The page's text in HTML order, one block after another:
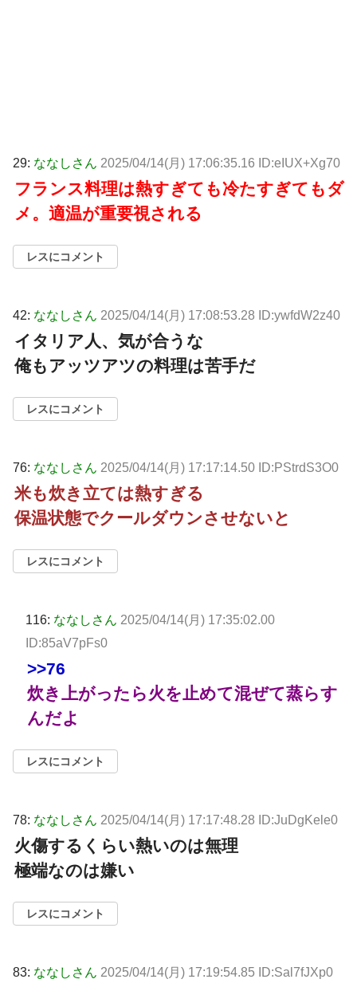
29: ななしさん 2025/04/14(月) 17:06:35.16 ID:eIUX+Xg70
フランス料理は熱すぎても冷たすぎてもダ
メ。適温が重要視される
レスにコメント
42: ななしさん 2025/04/14(月) 17:08:53.28 ID:ywfdW2z40
イタリア人、気が合うな
俺もアッツアツの料理は苦手だ
レスにコメント
76: ななしさん 2025/04/14(月) 17:17:14.50 ID:PStrdS3O0
米も炊き立ては熱すぎる
保温状態でクールダウンさせないと
レスにコメント
116: ななしさん 2025/04/14(月) 17:35:02.00
ID:85aV7pFs0
>>76
炊き上がったら火を止めて混ぜて蒸らす
んだよ
レスにコメント
78: ななしさん 2025/04/14(月) 17:17:48.28 ID:JuDgKele0
火傷するくらい熱いのは無理
極端なのは嫌い
レスにコメント
83: ななしさん 2025/04/14(月) 17:19:54.85 ID:Sal7fJXp0